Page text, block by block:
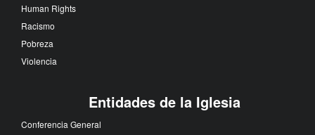
Human Rights
Racismo
Pobreza
Violencia
Entidades de la Iglesia
Conferencia General